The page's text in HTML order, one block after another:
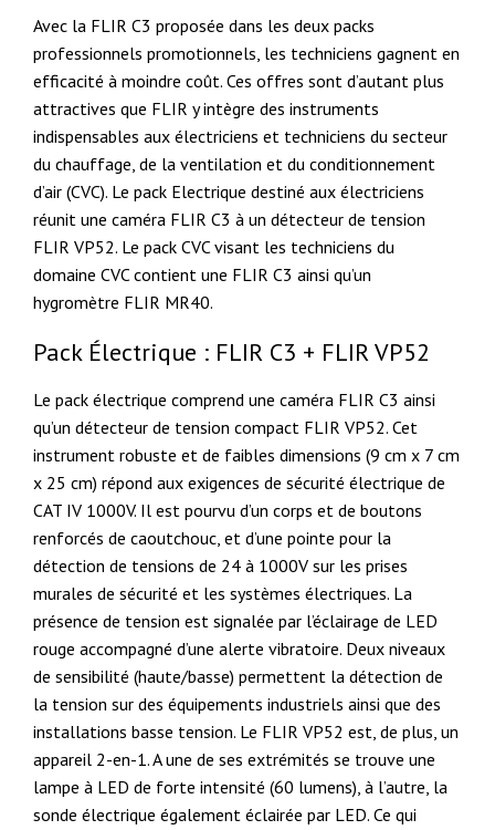
Avec la FLIR C3 proposée dans les deux packs
professionnels promotionnels, les techniciens gagnent en
efficacité à moindre coût. Ces offres sont d’autant plus
attractives que FLIR y intègre des instruments
indispensables aux électriciens et techniciens du secteur
du chauffage, de la ventilation et du conditionnement
d’air (CVC). Le pack Electrique destiné aux électriciens
réunit une caméra FLIR C3 à un détecteur de tension
FLIR VP52. Le pack CVC visant les techniciens du
domaine CVC contient une FLIR C3 ainsi qu’un
hygromètre FLIR MR40.
Pack Électrique : FLIR C3 + FLIR VP52
Le pack électrique comprend une caméra FLIR C3 ainsi
qu’un détecteur de tension compact FLIR VP52. Cet
instrument robuste et de faibles dimensions (9 cm x 7 cm
x 25 cm) répond aux exigences de sécurité électrique de
CAT IV 1000V. Il est pourvu d’un corps et de boutons
renforcés de caoutchouc, et d’une pointe pour la
détection de tensions de 24 à 1000V sur les prises
murales de sécurité et les systèmes électriques. La
présence de tension est signalée par l’éclairage de LED
rouge accompagné d’une alerte vibratoire. Deux niveaux
de sensibilité (haute/basse) permettent la détection de
la tension sur des équipements industriels ainsi que des
installations basse tension. Le FLIR VP52 est, de plus, un
appareil 2-en-1. A une de ses extrémités se trouve une
lampe à LED de forte intensité (60 lumens), à l’autre, la
sonde électrique également éclairée par LED. Ce qui